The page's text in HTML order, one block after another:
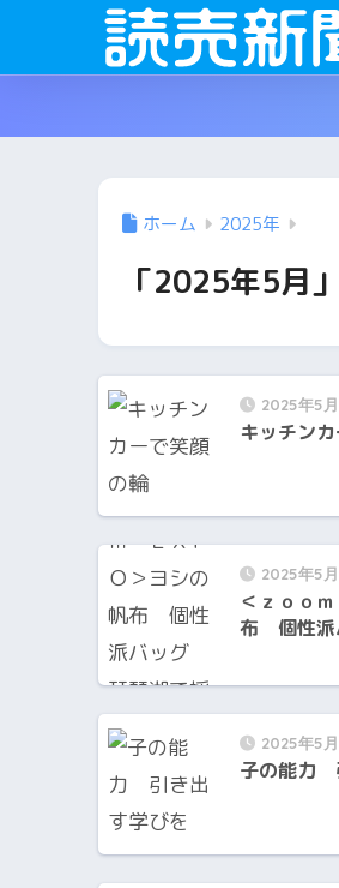
ホーム 2025年
「2025年5月
2025年5月
キッチン
2025年5
＜ｚｏｏ
布 個性派
2025年5
子の能力